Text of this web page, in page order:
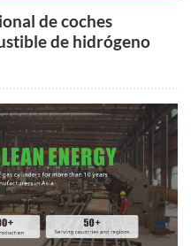
de coches
de hidrógeno